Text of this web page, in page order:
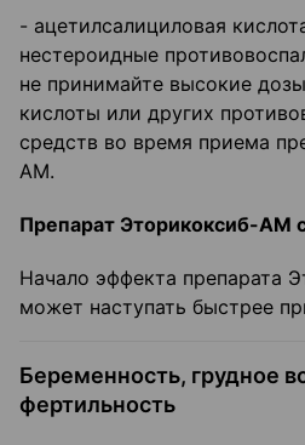
- ацетилсалициловая
нестероидные
не принимайте высокие
кислоты или других
средств во время приема
АМ.
Препарат Эторикоксиб-АМ
Начало эффекта препарата
может наступать быстрее
Беременность, грудное
фертильность